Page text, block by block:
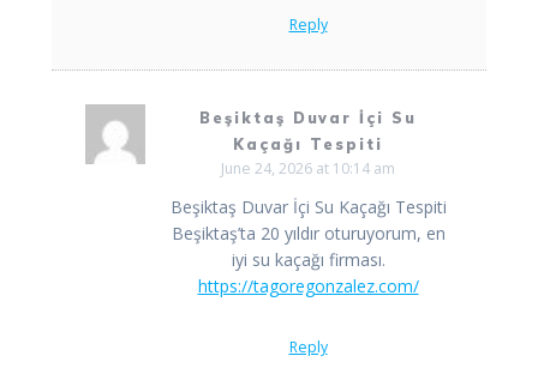
Reply
Beşiktaş Duvar İçi Su
Kaçağı Tespiti
June 24, 2026 at 10:14 am
Beşiktaş Duvar İçi Su Kaçağı Tespiti
Beşiktaş’ta 20 yıldır oturuyorum, en
iyi su kaçağı firması.
https://tagoregonzalez.com/
Reply